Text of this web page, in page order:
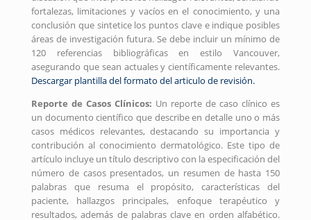
fortalezas, limitaciones y vacíos en el conocimiento, y una
conclusión que sintetice los puntos clave e indique posibles
áreas de investigación futura. Se debe incluir un mínimo de
120 referencias bibliográficas en estilo Vancouver,
asegurando que sean actuales y científicamente relevantes.
Descargar plantilla del formato del articulo de revisión.
Reporte de Casos Clínicos: Un reporte de caso clínico es
un documento científico que describe en detalle uno o más
casos médicos relevantes, destacando su importancia y
contribución al conocimiento dermatológico. Este tipo de
artículo incluye un título descriptivo con la especificación del
número de casos presentados, un resumen de hasta 150
palabras que resuma el propósito, características del
paciente, hallazgos principales, enfoque terapéutico y
resultados, además de palabras clave en orden alfabético.